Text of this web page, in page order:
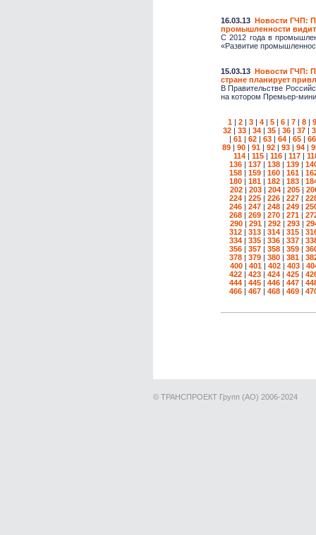
16.03.13 Новости ГЧП:
промышленности видит
С 2012 года в
«Развитие
15.03.13 Новости ГЧП:
стране планирует
В Правительстве
на котором Премьер-
1 | 2 | 3 | 4 | 5 | 6 | 7 | 8 | 9
32 | 33 | 34 | 35 | 36 | 37 |
| 61 | 62 | 63 | 64 | 65 | 66
89 | 90 | 91 | 92 | 93 | 94 |
114 | 115 | 116 | 117 |
136 | 137 | 138 | 139 |
158 | 159 | 160 | 161 |
180 | 181 | 182 | 183 |
202 | 203 | 204 | 205 |
224 | 225 | 226 | 227 |
246 | 247 | 248 | 249 |
268 | 269 | 270 | 271 |
290 | 291 | 292 | 293 |
312 | 313 | 314 | 315 |
334 | 335 | 336 | 337 |
356 | 357 | 358 | 359 |
378 | 379 | 380 | 381 |
400 | 401 | 402 | 403 |
422 | 423 | 424 | 425 |
444 | 445 | 446 | 447 |
466 | 467 | 468 | 469 |
© ТРАНСПРОЕКТ Групп (АО) 2006-2024